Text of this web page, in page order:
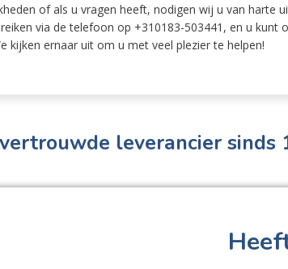
of als u vragen heeft, nodigen wij u van harte
via de telefoon op +310183-503441, en u kunt
kijken ernaar uit om u met veel plezier te helpen!
leverancier sinds